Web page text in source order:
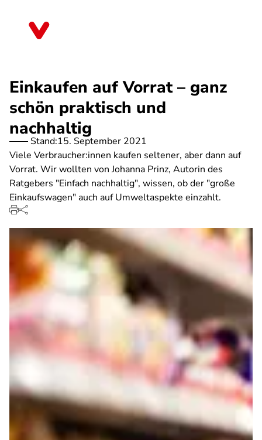
Einkaufen auf Vorrat – ganz
schön praktisch und
nachhaltig
Stand:15. September 2021
Viele Verbraucher:innen kaufen seltener, aber dann auf
Vorrat. Wir wollten von Johanna Prinz, Autorin des
Ratgebers "Einfach nachhaltig", wissen, ob der "große
Einkaufswagen" auch auf Umweltaspekte einzahlt.